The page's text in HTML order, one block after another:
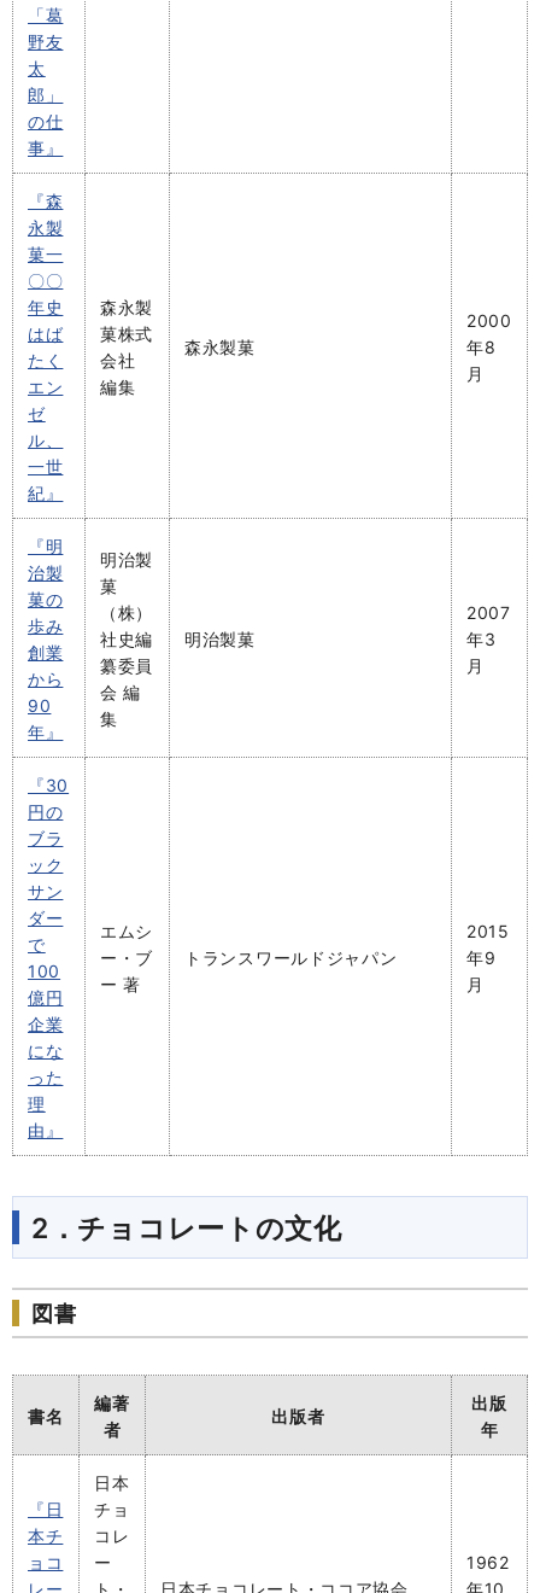
「葛
野友
太
郎」
の仕
事』
『森
永製
菓一
〇〇
年史
はば
たく
エン
ゼ
ル、
一世
紀』
森永製
菓株式
会社
編集
森永製菓
2000
年8
月
『明
治製
菓の
歩み
創業
から
90
年』
明治製
菓
（株）
社史編
纂委員
会 編
集
明治製菓
2007
年3
月
『30
円の
ブラ
ック
サン
ダー
で
100
億円
企業
にな
った
理
由』
エムシ
ー・ブ
ー 著
トランスワールドジャパン
2015
年9
月
2．チョコレートの文化
図書
書名
編著
者
出版者
出版
年
『日
本チ
ョコ
レー
日本
チョ
コレ
ー
ト・
日本チョコレート・ココア協会
1962
年10